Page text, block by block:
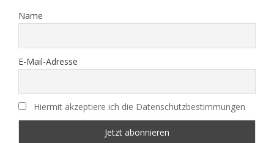
Name
E-Mail-Adresse
Hiermit akzeptiere ich die Datenschutzbestimmungen